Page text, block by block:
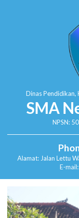
Dinas Pendidikan,
SMA
NPSN:
Alamat: Jalan Lettu
E-